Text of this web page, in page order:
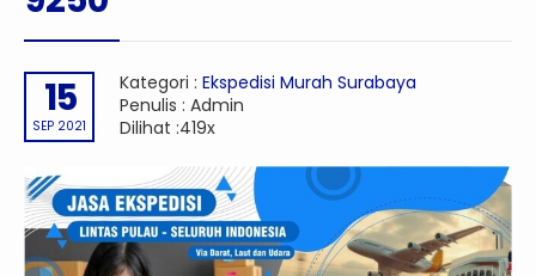
15
SEP 2021
Kategori : Ekspedisi Murah Surabaya
Penulis : Admin
Dilihat :419x